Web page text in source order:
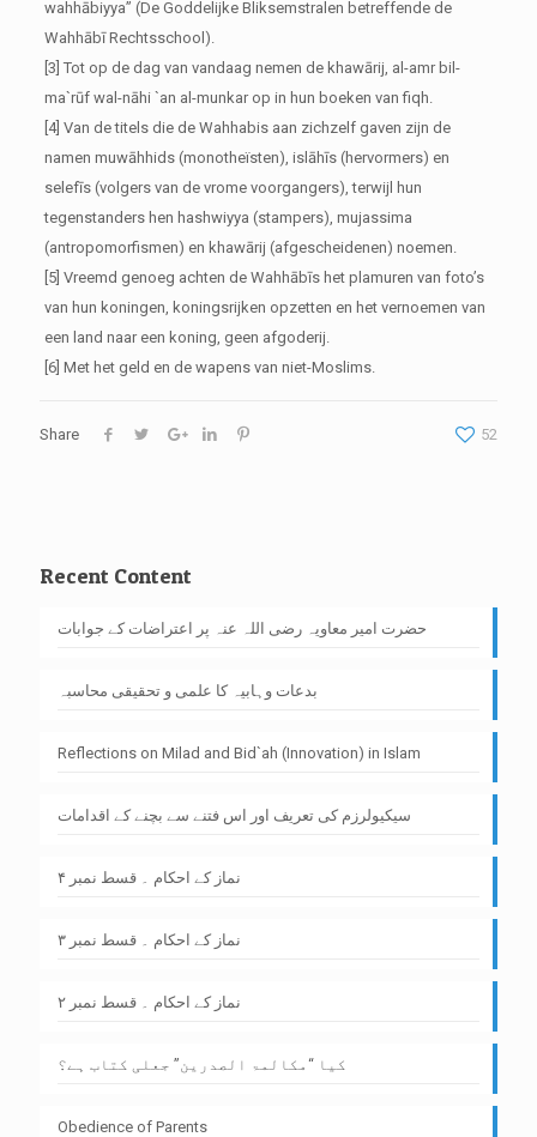
wahhābiyya” (De Goddelijke Bliksemstralen betreffende de
Wahhābī Rechtsschool).
[3] Tot op de dag van vandaag nemen de khawārij, al-amr bil-
ma`rūf wal-nāhi `an al-munkar op in hun boeken van fiqh.
[4] Van de titels die de Wahhabis aan zichzelf gaven zijn de
namen muwāhhids (monotheïsten), islāhīs (hervormers) en
selefīs (volgers van de vrome voorgangers), terwijl hun
tegenstanders hen hashwiyya (stampers), mujassima
(antropomorfismen) en khawārij (afgescheidenen) noemen.
[5] Vreemd genoeg achten de Wahhābīs het plamuren van foto’s
van hun koningen, koningsrijken opzetten en het vernoemen van
een land naar een koning, geen afgoderij.
[6] Met het geld en de wapens van niet-Moslims.
Share 52
Recent Content
حضرت امیر معاویہ رضی اللہ عنہ پر اعتراضات کے جوابات
بدعات وہابیہ کا علمی و تحقیقی محاسبہ
Reflections on Milad and Bid`ah (Innovation) in Islam
سیکیولرزم کی تعریف اور اس فتنے سے بچنے کے اقدامات
نماز کے احکام ۔ قسط نمبر ۴
نماز کے احکام ۔ قسط نمبر ۳
نماز کے احکام ۔ قسط نمبر ۲
کیا “مکالمۃ الصدرین” جعلی کتاب ہے؟
Obedience of Parents